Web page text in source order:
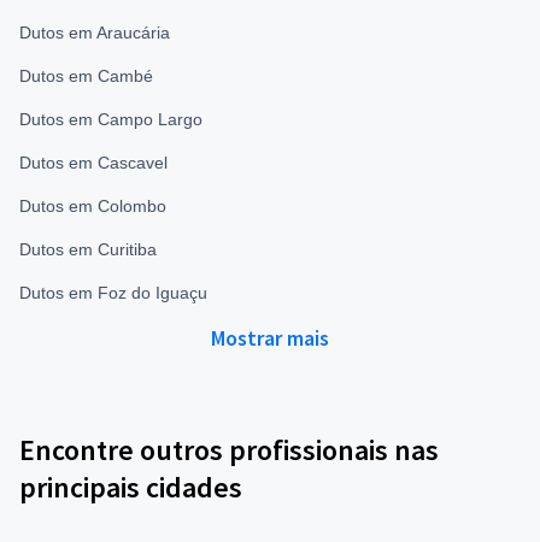
Dutos em Araucária
Dutos em Cambé
Dutos em Campo Largo
Dutos em Cascavel
Dutos em Colombo
Dutos em Curitiba
Dutos em Foz do Iguaçu
Mostrar mais
Encontre outros profissionais nas
principais cidades